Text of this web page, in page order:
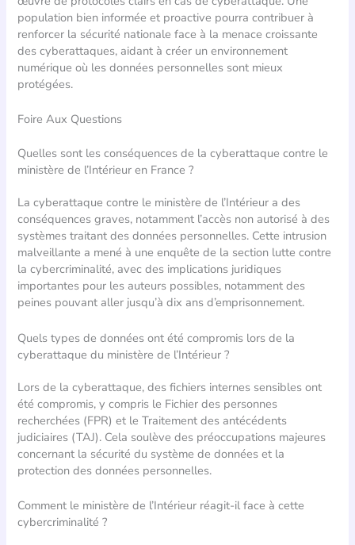
population bien informée et proactive pourra contribuer à
renforcer la sécurité nationale face à la menace croissante
des cyberattaques, aidant à créer un environnement
numérique où les données personnelles sont mieux
protégées.
Foire Aux Questions
Quelles sont les conséquences de la cyberattaque contre le
ministère de l’Intérieur en France ?
La cyberattaque contre le ministère de l’Intérieur a des
conséquences graves, notamment l’accès non autorisé à des
systèmes traitant des données personnelles. Cette intrusion
malveillante a mené à une enquête de la section lutte contre
la cybercriminalité, avec des implications juridiques
importantes pour les auteurs possibles, notamment des
peines pouvant aller jusqu’à dix ans d’emprisonnement.
Quels types de données ont été compromis lors de la
cyberattaque du ministère de l’Intérieur ?
Lors de la cyberattaque, des fichiers internes sensibles ont
été compromis, y compris le Fichier des personnes
recherchées (FPR) et le Traitement des antécédents
judiciaires (TAJ). Cela soulève des préoccupations majeures
concernant la sécurité du système de données et la
protection des données personnelles.
Comment le ministère de l’Intérieur réagit-il face à cette
cybercriminalité ?